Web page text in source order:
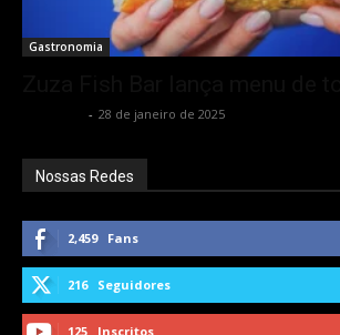
Gastronomia
- 28 de janeiro de 2025
Nossas Redes
2,459 Fans
216 Seguidores
125 Inscritos